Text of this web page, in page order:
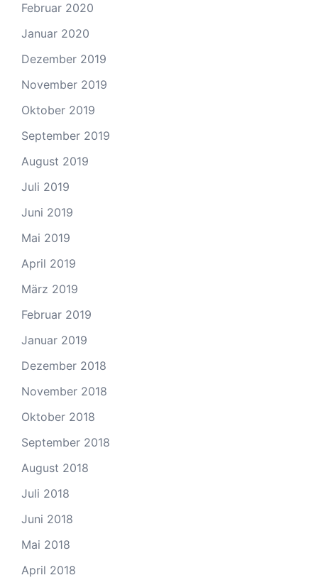
Februar 2020
Januar 2020
Dezember 2019
November 2019
Oktober 2019
September 2019
August 2019
Juli 2019
Juni 2019
Mai 2019
April 2019
März 2019
Februar 2019
Januar 2019
Dezember 2018
November 2018
Oktober 2018
September 2018
August 2018
Juli 2018
Juni 2018
Mai 2018
April 2018